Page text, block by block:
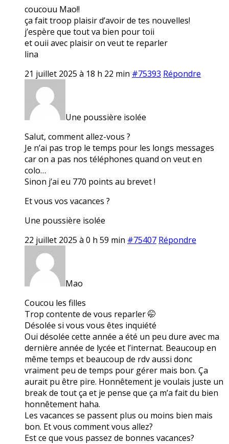
coucouu Mao!!
ça fait troop plaisir d’avoir de tes nouvelles!
j’espère que tout va bien pour toii
et ouii avec plaisir on veut te reparler
lina
21 juillet 2025 à 18 h 22 min #75393 Répondre
Une poussière isolée
Salut, comment allez-vous ?
Je n’ai pas trop le temps pour les longs messages
car on a pas nos téléphones quand on veut en
colo…
Sinon j’ai eu 770 points au brevet !
Et vous vos vacances ?
Une poussière isolée
22 juillet 2025 à 0 h 59 min #75407 Répondre
Mao
Coucou les filles
Trop contente de vous reparler 🤭
Désolée si vous vous êtes inquiété
Oui désolée cette année a été un peu dure avec ma
dernière année de lycée et l’internat. Beaucoup en
même temps et beaucoup de rdv aussi donc
vraiment peu de temps pour gérer mais bon. Ça
aurait pu être pire. Honnêtement je voulais juste un
break de tout ça et je pense que ça m’a fait du bien
honnêtement haha.
Les vacances se passent plus ou moins bien mais
bon. Et vous comment vous allez?
Est ce que vous passez de bonnes vacances?